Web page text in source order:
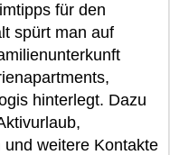
für den
spürt man auf
hinterlegt. Dazu
weitere Kontakte